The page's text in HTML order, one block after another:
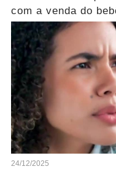
com a venda do
que desistem
24/12/2025